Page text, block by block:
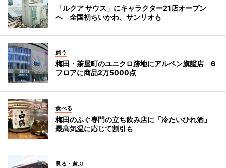
「ルクア サウス」にキャラクター21店オープン
へ 全国初ちいかわ、サンリオも
買う
梅田・茶屋町のユニクロ跡地にアルペン旗艦店 6
フロアに商品2万5000点
食べる
梅田のふぐ専門の立ち飲み店に「冷たいひれ酒」
最高気温に応じて割引も
見る・遊ぶ